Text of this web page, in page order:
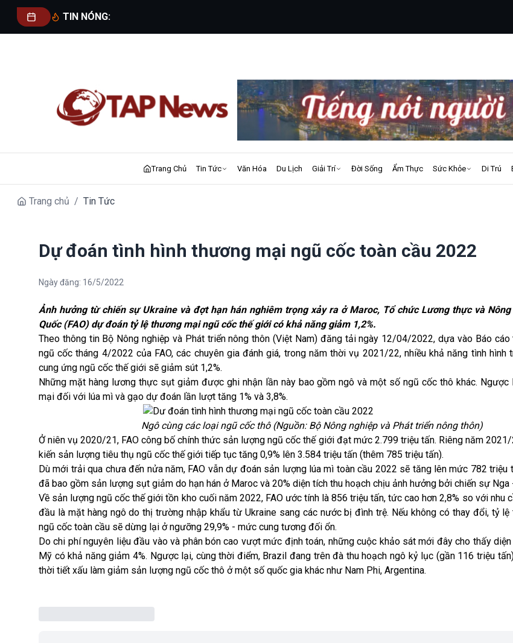
TIN NÓNG:
Trang Chủ Tin Tức Văn Hóa Du Lịch Giải Trí Đời Sống Ẩm Thực Sức Khỏe Di Trú
Trang chủ / Tin Tức
Dự đoán tình hình thương mại ngũ cốc toàn cầu 2022
Ngày đăng: 16/5/2022
Ảnh hưởng từ chiến sự Ukraine và đợt hạn hán nghiêm trọng xảy ra ở Maroc, Tổ chức Lương thực và
Quốc (FAO) dự đoán tỷ lệ thương mại ngũ cốc thế giới có khả năng giảm 1,2%.
Theo thông tin Bộ Nông nghiệp và Phát triển nông thôn (Việt Nam) đăng tải ngày 12/04/2022, dựa vào Báo
ngũ cốc tháng 4/2022 của FAO, các chuyên gia đánh giá, trong năm thời vụ 2021/22, nhiều khả năng tình hình
cung ứng ngũ cốc thế giới sẽ giảm sút 1,2%.
Những mặt hàng lương thựcsụt giảm được ghi nhận lần này bao gồm ngô và một số ngũ cốc thô khác. Ngược
mại đối với lúa mì và gạo dự đoán lần lượt tăng 1% và 3,8%.
Ngô cùng các loại ngũ cốc thô (Nguồn: Bộ Nông nghiệp và Phát triển nông thôn)
Ở niên vụ 2020/21, FAO công bố chính thức sản lượng ngũ cốc thế giới đạt mức 2.799 triệu tấn. Riêng năm
kiến sản lượng tiêu thụ ngũ cốc thế giới tiếp tục tăng 0,9% lên 3.584 triệu tấn (thêm 785 triệu tấn).
Dù mới trải qua chưa đến nửa năm, FAO vẫn dự đoán sản lượng lúa mì toàn cầu 2022 sẽ tăng lên mức 782 triệu
đã bao gồm sản lượng sụt giảm do hạn hán ở Maroc và 20% diện tích thu hoạch chịu ảnh hưởng bởi chiến sự Nga
Về sản lượng ngũ cốc thế giới tồn kho cuối năm 2022, FAO ước tính là 856 triệu tấn, tức cao hơn 2,8% so với nhu
đầu là mặt hàng ngô do thị trường nhập khẩu từ Ukraine sang các nước bị đình trệ. Nếu không có thay đổi, tỷ
ngũ cốc toàn cầu sẽ dừng lại ở ngưỡng 29,9% - mức cung tương đối ổn.
Do chi phí nguyên liệu đầu vào và phân bón cao vượt mức định toán, những cuộc khảo sát mới đây cho thấy
Mỹ có khả năng giảm 4%. Ngược lại, cùng thời điểm, Brazil đang trên đà thu hoạch ngô kỷ lục (gần 116 triệu
thời tiết xấu làm giảm sản lượng ngũ cốc thô ở một số quốc gia khác như Nam Phi, Argentina.